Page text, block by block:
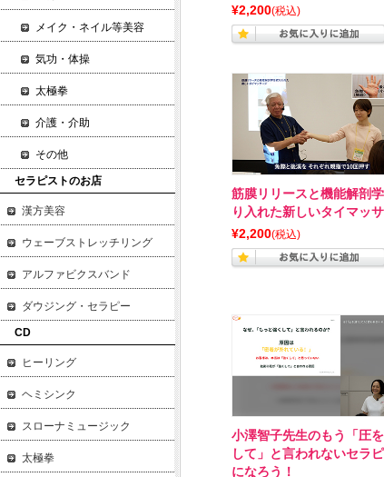
¥2,200(税込)
筋膜リリースと機能解剖
り入れた新しいタイマッ
¥2,200(税込)
小澤智子先生のもう「圧を
して」と言われないセラ
になろう！
メイク・ネイル等美容
気功・体操
太極拳
介護・介助
その他
セラピストのお店
漢方美容
ウェーブストレッチリング
アルファビクスバンド
ダウジング・セラピー
CD
ヒーリング
ヘミシンク
スローナミュージック
太極拳